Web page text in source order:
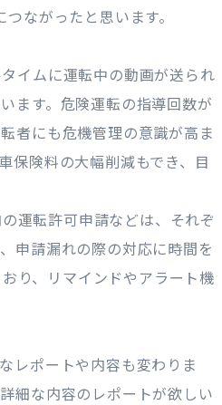
ながったと思います。
イムに運転中の動画が送られ
ます。危険運転の指導回数が
者にも危機管理の意識が高ま
保険料の大幅削減もでき、目
運転許可申請などは、それぞ
申請漏れの際の対応に時間を
り、リマインドやアラート機
レポートや内容も変わりま
細な内容のレポートが欲しい